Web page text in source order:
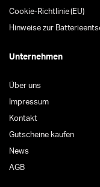
Cookie-Richtlinie (EU)
Hinweise zur
Unternehmen
Über uns
Impressum
Kontakt
Gutscheine kaufen
News
AGB